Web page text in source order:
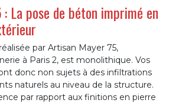
La pose de béton imprimé en
par Artisan Mayer 75,
à Paris 2, est monolithique. Vos
donc non sujets à des infiltrations
naturels au niveau de la structure.
par rapport aux finitions en pierre